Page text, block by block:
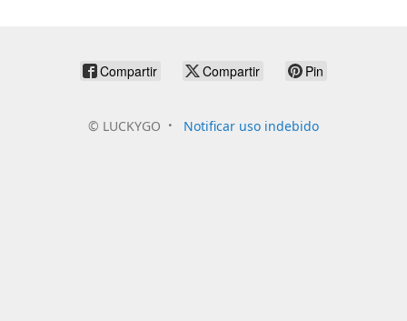
Compartir Compartir Pin
© LUCKYGO Notificar uso indebido